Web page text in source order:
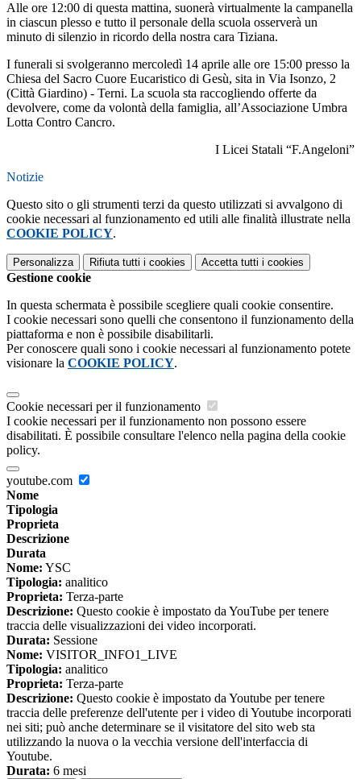
Alle ore 12:00 di questa mattina, suonerà virtualmente la campanella
in ciascun plesso e tutto il personale della scuola osserverà un
minuto di silenzio in ricordo della nostra cara Tiziana.
I funerali si svolgeranno mercoledì 14 aprile alle ore 15:00 presso la
Chiesa del Sacro Cuore Eucaristico di Gesù, sita in Via Isonzo, 2
(Città Giardino) - Terni. La scuola sta raccogliendo offerte da
devolvere, come da volontà della famiglia, all’Associazione Umbra
Lotta Contro Cancro.
I Licei Statali “F.Angeloni”
Notizie
Questo sito o gli strumenti terzi da questo utilizzati si avvalgono di
cookie necessari al funzionamento ed utili alle finalità illustrate nella
COOKIE POLICY.
Personalizza Rifiuta tutti i cookies Accetta tutti i cookies
Gestione cookie
In questa schermata è possibile scegliere quali cookie consentire.
I cookie necessari sono quelli che consentono il funzionamento della
piattaforma e non è possibile disabilitarli.
Per conoscere quali sono i cookie necessari al funzionamento potete
visionare la COOKIE POLICY.
Cookie necessari per il funzionamento
I cookie necessari per il funzionamento non possono essere
disabilitati. È possibile consultare l'elenco nella pagina della cookie
policy.
youtube.com
Nome
Tipologia
Proprieta
Descrizione
Durata
Nome: YSC
Tipologia: analitico
Proprieta: Terza-parte
Descrizione: Questo cookie è impostato da YouTube per tenere
traccia delle visualizzazioni dei video incorporati.
Durata: Sessione
Nome: VISITOR_INFO1_LIVE
Tipologia: analitico
Proprieta: Terza-parte
Descrizione: Questo cookie è impostato da Youtube per tenere
traccia delle preferenze dell'utente per i video di Youtube incorporati
nei siti; può anche determinare se il visitatore del sito web sta
utilizzando la nuova o la vecchia versione dell'interfaccia di
Youtube.
Durata: 6 mesi